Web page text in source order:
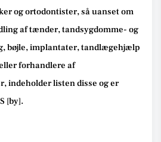
og ortodontister, såuanset om
af tænder, tandsygdomme- og
bøjle, implantater, tandlægehjælp
forhandlere af
, indeholder listen disse og er
[by].